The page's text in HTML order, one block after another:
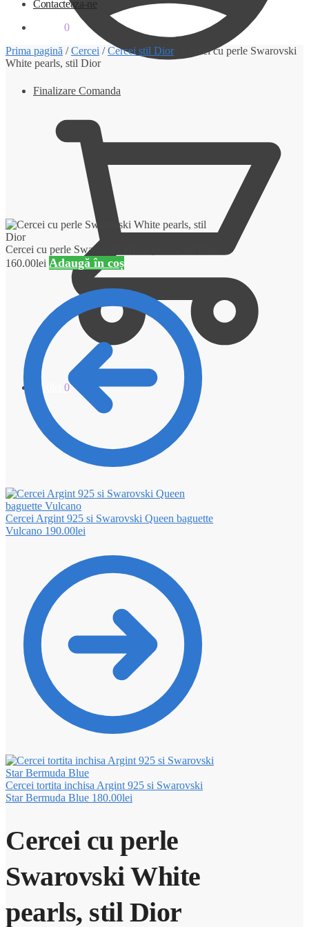
Finalizare Comanda
0.00 0
Contacteaza-ne
0
Prima pagină /Cercei /Cercei stil Dior/
Cercei cu perle Swarovski
White pearls, stil Dior
Cercei cu perle Swarovski White pearls, stil Dior
160.00lei Adaugă în coș
Cercei Argint 925 si Swarovski Queen baguette
Vulcano 190.00lei
Cercei tortita inchisa Argint 925 si Swarovski
Star Bermuda Blue 180.00lei
Cercei cu perle
Swarovski White
pearls, stil Dior